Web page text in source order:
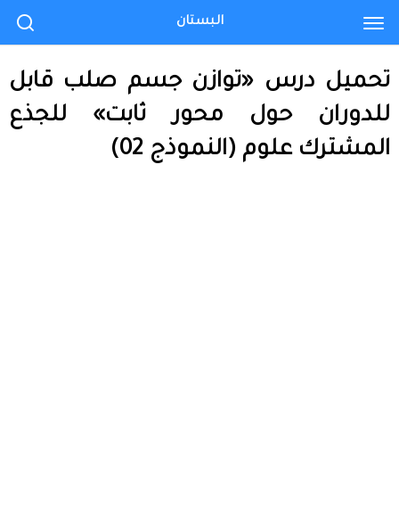
تحميل درس «توازن جسم صلب قابل
للدوران حول محور ثابت» للجذع
المشترك علوم (النموذج 02)
البستان